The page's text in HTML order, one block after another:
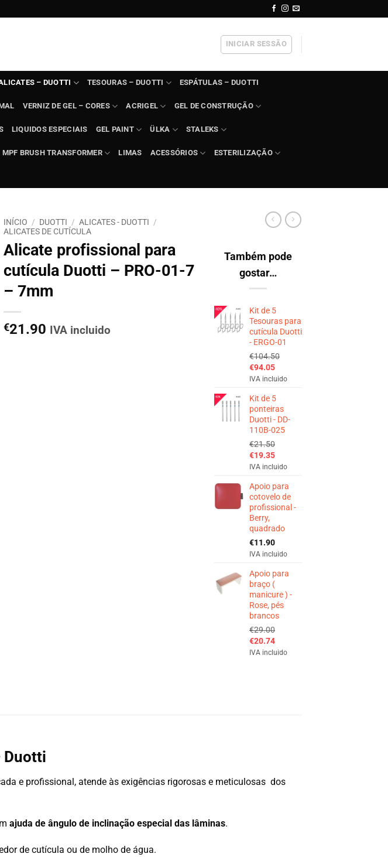
INICIAR SESSÃO
– DUOTTI TESOURAS – DUOTTI ESPÁTULAS – DUOTTI
VERNIZ DE GEL – CORES ACRIGEL GEL DE CONSTRUÇÃO
LIQUIDOS ESPECIAIS GEL PAINT ÜLKA STALEKS
MPF BRUSH TRANSFORMER LIMAS ACESSÓRIOS ESTERILIZAÇÃO
INÍCIO / DUOTTI / ALICATES - DUOTTI /
ALICATES DE CUTÍCULA
Alicate profissional para
cutícula Duotti – PRO-01-7
– 7mm
€21.90 IVA incluido
Também pode
gostar…
Kit de 5
Tesouras para
cutícula Duotti
- ERGO-01
€104.50
O
preço
era:
€104.50.
€94.05O
preço
é:
€94.05.
IVA incluido
Kit de 5
ponteiras
Duotti - DD-
110B-025
€21.50
O
preço
era:
€21.50.
€19.35O
preço
é:
€19.35.
IVA incluido
Apoio para
cotovelo de
profissional -
Berry,
quadrado
€11.90
IVA incluido
Apoio para
braço (
manicure ) -
Rose, pés
brancos
€29.00
O
preço
€20.74O
preço
IVA incluido
Duotti
e profissional, atende às exigências rigorosas e meticulosas dos
ajuda de ângulo de inclinação especial das lâminas.
de cutícula ou de molho de água.